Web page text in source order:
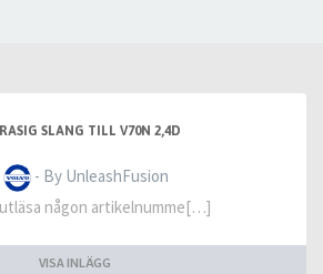
SLANG TILL V70N 2,4D
- By UnleashFusion
någon artikelnumme[…]
VISA INLÄGG